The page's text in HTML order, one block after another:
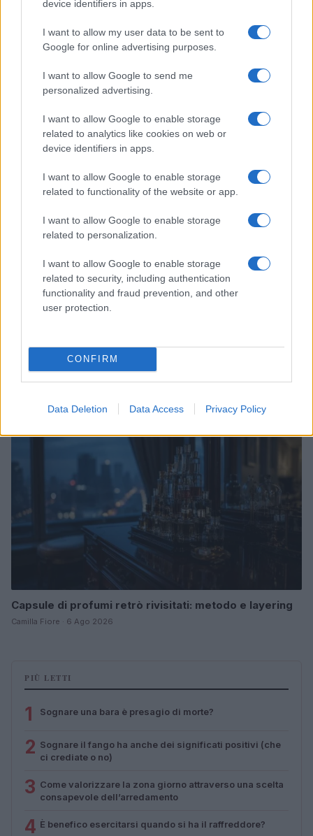
device identifiers in apps.
I want to allow my user data to be sent to
Google for online advertising purposes.
I want to allow Google to send me
personalized advertising.
I want to allow Google to enable storage
related to analytics like cookies on web or
device identifiers in apps.
I want to allow Google to enable storage
related to functionality of the website or app.
I want to allow Google to enable storage
related to personalization.
I want to allow Google to enable storage
related to security, including authentication
functionality and fraud prevention, and other
user protection.
CONFIRM
Data Deletion Data Access Privacy Policy
Scopri come l’imperfezione può essere la vera
Camilla Fiore · 6 Ago 2026
BELLEZZA
Guida al biondo da supermodel: nuance, balayage e
BELLEZZA
Capsule di profumi retrò rivisitati: metodo e layering
Camilla Fiore · 6 Ago 2026
PIÙ LETTI
1 Sognare una bara è presagio di morte?
2 Sognare il fango ha anche dei significati positivi (che
ci crediate o no)
3 Come valorizzare la zona giorno attraverso una scelta
consapevole dell’arredamento
4 È benefico esercitarsi quando si ha il raffreddore?